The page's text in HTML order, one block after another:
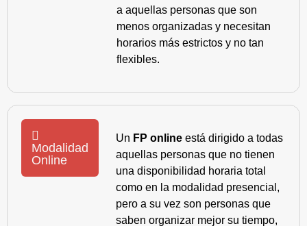
a aquellas personas que son
menos organizadas y necesitan
horarios más estrictos y no tan
flexibles.
Modalidad
Online
Un FP online está dirigido a todas
aquellas personas que no tienen
una disponibilidad horaria total
como en la modalidad presencial,
pero a su vez son personas que
saben organizar mejor su tiempo,